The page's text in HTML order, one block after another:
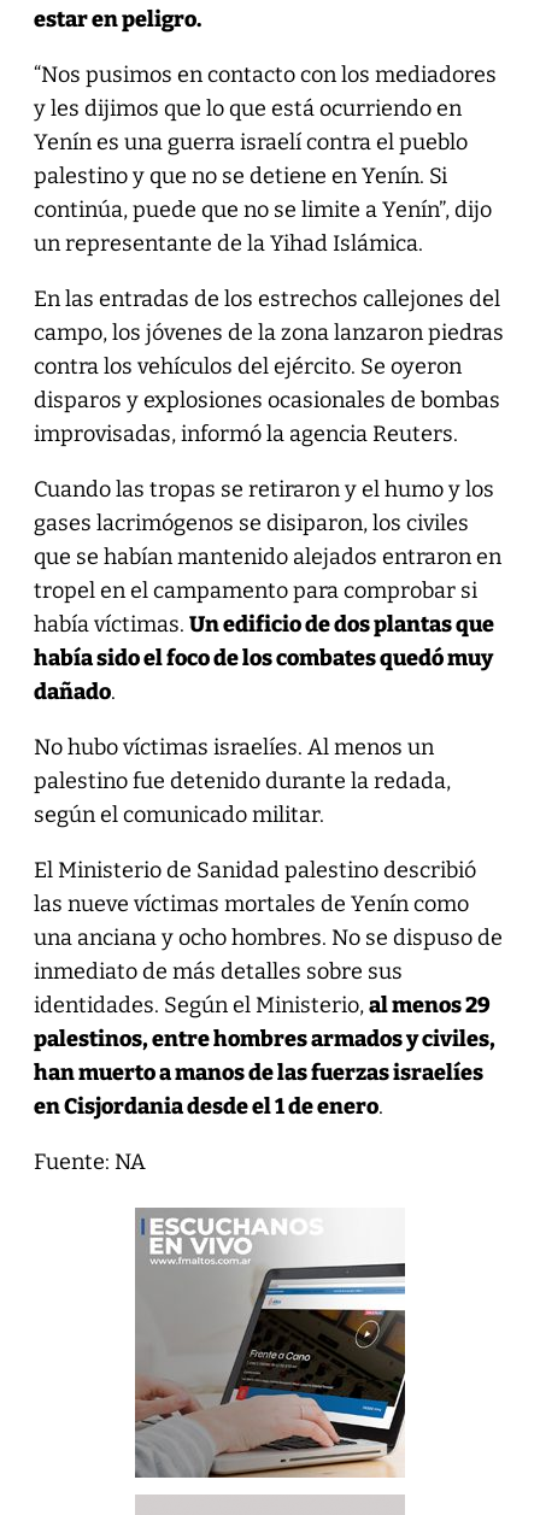
estar en peligro.
“Nos pusimos en contacto con los mediadores
y les dijimos que lo que está ocurriendo en
Yenín es una guerra israelí contra el pueblo
palestino y que no se detiene en Yenín. Si
continúa, puede que no se limite a Yenín”, dijo
un representante de la Yihad Islámica.
En las entradas de los estrechos callejones del
campo, los jóvenes de la zona lanzaron piedras
contra los vehículos del ejército. Se oyeron
disparos y explosiones ocasionales de bombas
improvisadas, informó la agencia Reuters.
Cuando las tropas se retiraron y el humo y los
gases lacrimógenos se disiparon, los civiles
que se habían mantenido alejados entraron en
tropel en el campamento para comprobar si
había víctimas. Un edificio de dos plantas que
había sido el foco de los combates quedó muy
dañado.
No hubo víctimas israelíes. Al menos un
palestino fue detenido durante la redada,
según el comunicado militar.
El Ministerio de Sanidad palestino describió
las nueve víctimas mortales de Yenín como
una anciana y ocho hombres. No se dispuso de
inmediato de más detalles sobre sus
identidades. Según el Ministerio,al menos 29
palestinos, entre hombres armados y civiles,
han muerto a manos de las fuerzas israelíes
en Cisjordania desde el 1 de enero.
Fuente: NA